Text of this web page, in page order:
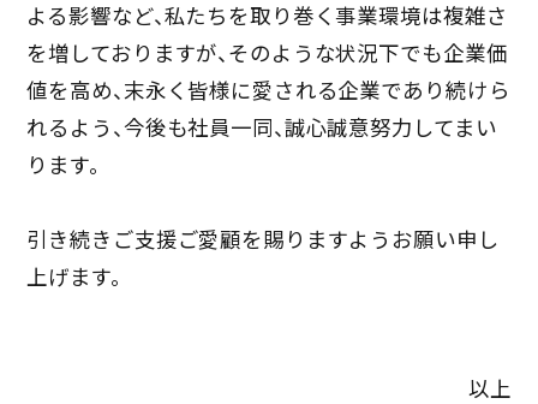
よる影響など、私たちを取り巻く事業環境は複雑さ
を増しておりますが、そのような状況下でも企業価
値を高め、末永く皆様に愛される企業であり続けら
れるよう、今後も社員一同、誠心誠意努力してまい
ります。
引き続きご支援ご愛顧を賜りますようお願い申し
上げます。
以上